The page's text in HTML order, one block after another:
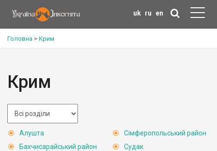
uk ru en
Головна > Крим
Крим
Алушта
Бахчисарайський район
Сімферопольський район
Судак